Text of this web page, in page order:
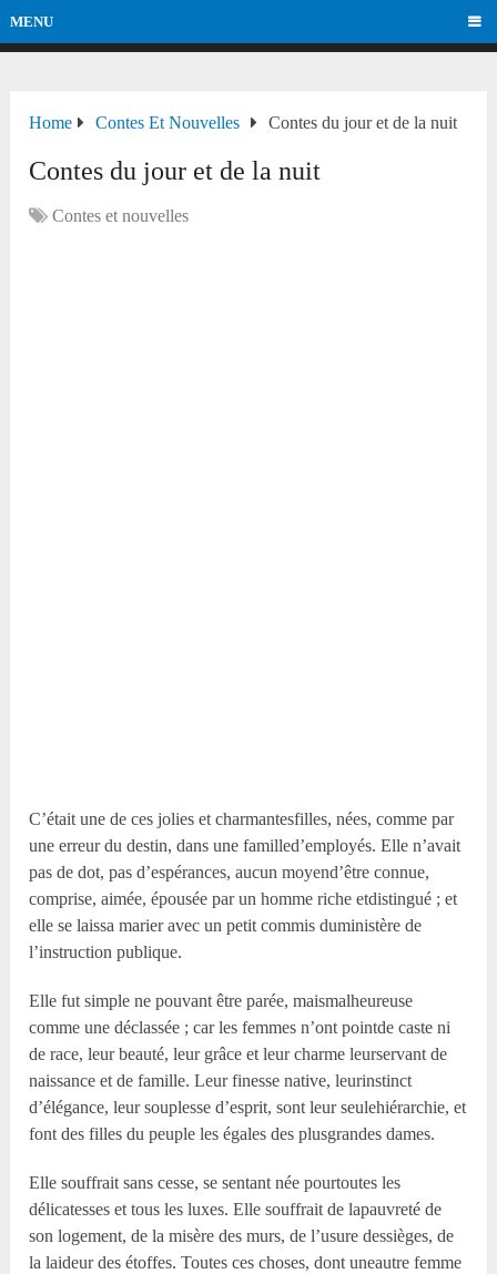
MENU
Home Contes Et Nouvelles Contes du jour et de la nuit
Contes du jour et de la nuit
Contes et nouvelles
C’était une de ces jolies et charmantesfilles, nées, comme par
une erreur du destin, dans une familled’employés. Elle n’avait
pas de dot, pas d’espérances, aucun moyend’être connue,
comprise, aimée, épousée par un homme riche etdistingué ; et
elle se laissa marier avec un petit commis duministère de
l’instruction publique.
Elle fut simple ne pouvant être parée, maismalheureuse
comme une déclassée ; car les femmes n’ont pointde caste ni
de race, leur beauté, leur grâce et leur charme leurservant de
naissance et de famille. Leur finesse native, leurinstinct
d’élégance, leur souplesse d’esprit, sont leur seulehiérarchie, et
font des filles du peuple les égales des plusgrandes dames.
Elle souffrait sans cesse, se sentant née pourtoutes les
délicatesses et tous les luxes. Elle souffrait de lapauvreté de
son logement, de la misère des murs, de l’usure dessièges, de
la laideur des étoffes. Toutes ces choses, dont uneautre femme